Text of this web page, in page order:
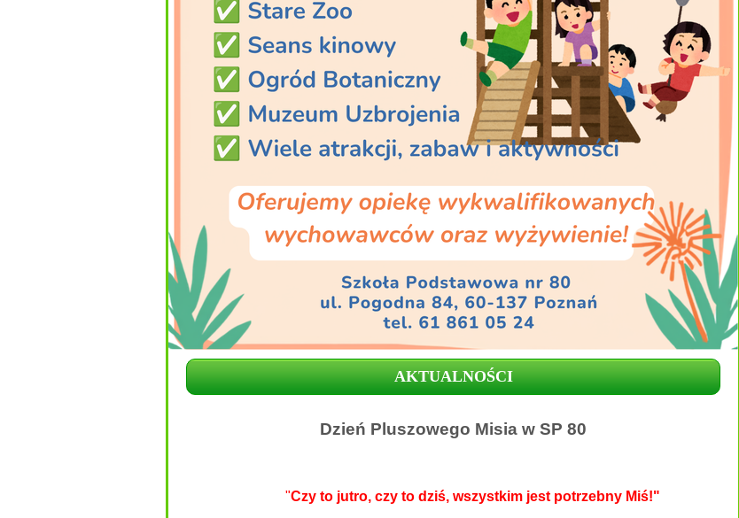
AKTUALNOŚCI
Dzień Pluszowego Misia w SP 80
"Czy to jutro, czy to dziś, wszystkim jest potrzebny Miś!"